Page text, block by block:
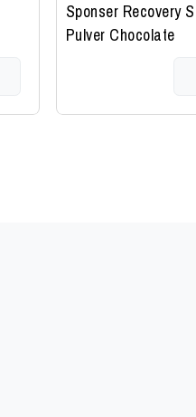
Sponser Recovery
Pulver Chocolate